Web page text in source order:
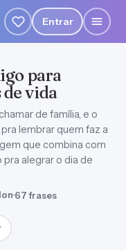
Entrar
para
vida
de família, e o
lembrar quem faz a
que combina com
alegrar o dia de
·67 frases